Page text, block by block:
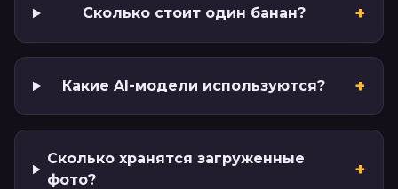
Сколько стоит один банан? +
Какие AI-модели используются? +
Сколько хранятся загруженные
фото?
+